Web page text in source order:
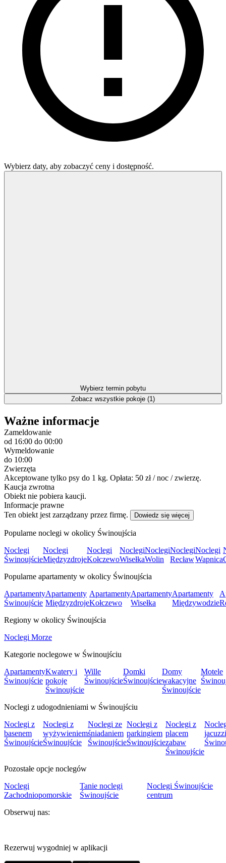
Wybierz daty, aby zobaczyć ceny i dostępność.
Wybierz termin pobytu
Zobacz wszystkie pokoje (1)
Ważne informacje
Zameldowanie
od 16:00 do 00:00
Wymeldowanie
do 10:00
Zwierzęta
Akceptowane tylko psy do 1 kg. Opłata: 50 zł / noc / zwierzę.
Kaucja zwrotna
Obiekt nie pobiera kaucji.
Informacje prawne
Ten obiekt jest zarządzany przez firmę.
Dowiedz się więcej
Popularne noclegi w okolicy Świnoujścia
Noclegi
Świnoujście
Noclegi
Międzyzdroje
Noclegi
Kołczewo
Noclegi
Wisełka
Noclegi
Wolin
Noclegi
Recław
Noclegi
Wapnica
Popularne apartamenty w okolicy Świnoujścia
Apartamenty
Świnoujście
Apartamenty
Międzyzdroje
Apartamenty
Kołczewo
Apartamenty
Wisełka
Apartamenty
Międzywodzie
Regiony w okolicy Świnoujścia
Noclegi Morze
Kategorie noclegowe w Świnoujściu
Apartamenty
Świnoujście
Kwatery i
pokoje
Świnoujście
Wille
Świnoujście
Domki
Świnoujście
Domy
wakacyjne
Świnoujście
Motele
Noclegi z udogodnieniami w Świnoujściu
Noclegi z
basenem
Świnoujście
Noclegi z
wyżywieniem
Świnoujście
Noclegi ze
śniadaniem
Świnoujście
Noclegi z
parkingiem
Świnoujście
Noclegi z
placem
zabaw
Świnoujście
jacuzzi
Pozostałe opcje noclegów
Noclegi
Zachodniopomorskie
Tanie noclegi
Świnoujście
Noclegi Świnoujście
centrum
Obserwuj nas:
Rezerwuj wygodniej w aplikacji